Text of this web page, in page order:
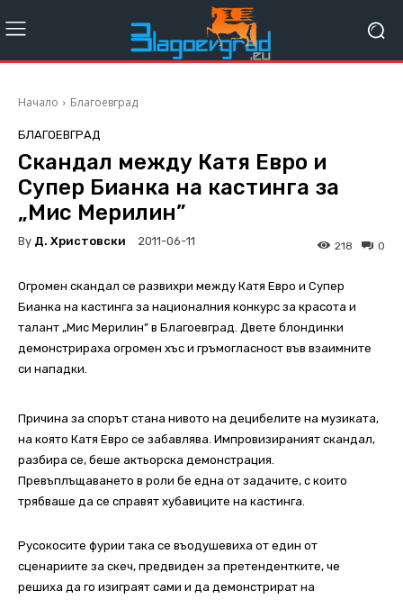
Начало Благоевград
БЛАГОЕВГРАД
Скандал между Катя Евро и
Супер Бианка на кастинга за
„Мис Мерилин”
By Д. Христовски 2011-06-11 0
218
Огромен скандал се развихри между Катя Евро и Супер
Бианка на кастинга за националния конкурс за красота и
талант „Мис Мерилин” в Благоевград. Двете блондинки
демонстрираха огромен хъс и гръмогласност във взаимните
си нападки.
Причина за спорът стана нивото на децибелите на музиката,
на която Катя Евро се забавлява. Импровизираният скандал,
разбира се, беше актьорска демонстрация.
Превъплъщаването в роли бе една от задачите, с които
трябваше да се справят хубавиците на кастинга.
Русокосите фурии така се въодушевиха от един от
сценариите за скеч, предвиден за претендентките, че
решиха да го изиграят сами и да демонстрират на